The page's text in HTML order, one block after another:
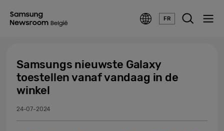
FR
Samsungs nieuwste Galaxy
toestellen vanaf vandaag in de
winkel
24-07-2024